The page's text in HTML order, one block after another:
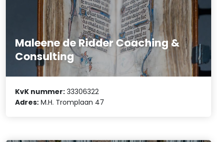
Maleene de Ridder Coaching &
Consulting
KvK nummer: 33306322
Adres: M.H. Tromplaan 47